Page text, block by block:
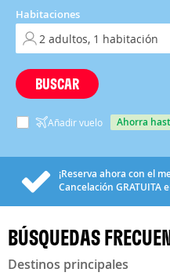
Habitaciones
BUSCAR
Añadir vuelo ahorra
¡Reserva ahora con el
Cancelación GRATUITA
BÚSQUEDAS
Destinos principales